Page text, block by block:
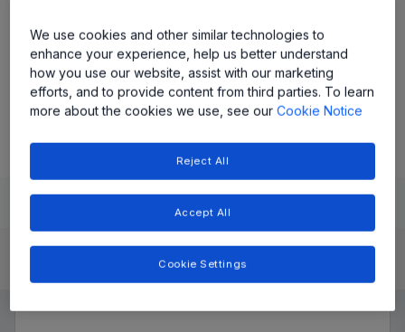
Share
A3213 和 A3214&nbsp;数据表
Learn Documentation and Resources
Product Details
We use cookies and other similar technologies to
enhance your experience, help us better understand
how you use our website, assist with our marketing
efforts, and to provide content from third parties. To learn
more about the cookies we use, see ourCookie Notice
Reject All
Accept All
Cookie Settings